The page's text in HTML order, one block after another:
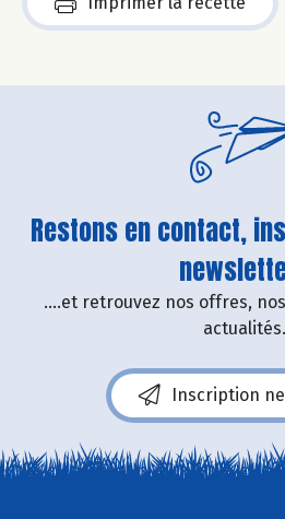
Restons en contact,
....et retrouvez nos offres,
actualités.
Inscription